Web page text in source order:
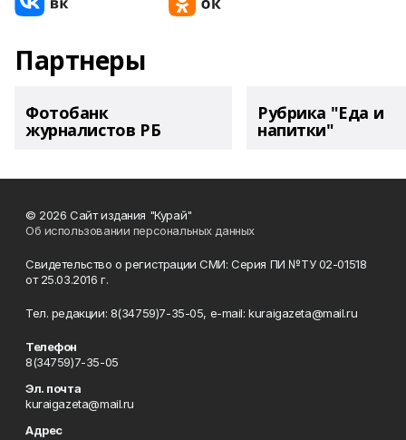
Партнеры
Фотобанк
журналистов РБ
Рубрика "Еда и
напитки"
© 2026 Сайт издания "Курай"
Об использовании персональных данных
Свидетельство о регистрации СМИ: Серия ПИ №ТУ 02-01518
от 25.03.2016 г.
Тел. редакции: 8(34759)7-35-05, e-mail: kuraigazeta@mail.ru
Телефон
8(34759)7-35-05
Эл. почта
kuraigazeta@mail.ru
Адрес